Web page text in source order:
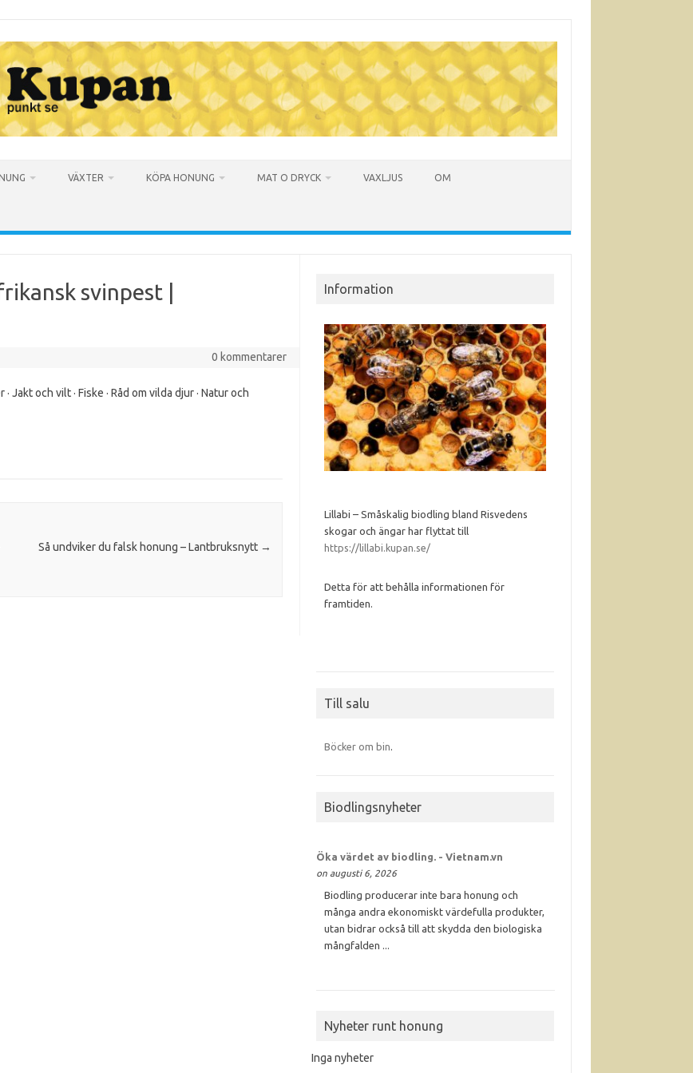
VÄXTER KÖPA HONUNG MAT O DRYCK VAXLJUS OM
svinpest |
0 kommentarer
Jakt och vilt · Fiske · Råd om vilda djur · Natur och
Så undviker du falsk honung – Lantbruksnytt →
Information
Lillabi – Småskalig biodling bland Risvedens
skogar och ängar har flyttat till
https://lillabi.kupan.se/
Detta för att behålla informationen för
framtiden.
Till salu
Böcker om bin.
Biodlingsnyheter
Öka värdet av biodling . - Vietnam.vn
on augusti 6, 2026
Biodling producerar inte bara honung och
många andra ekonomiskt värdefulla produkter,
utan bidrar också till att skydda den biologiska
mångfalden ...
Nyheter runt honung
Inga nyheter